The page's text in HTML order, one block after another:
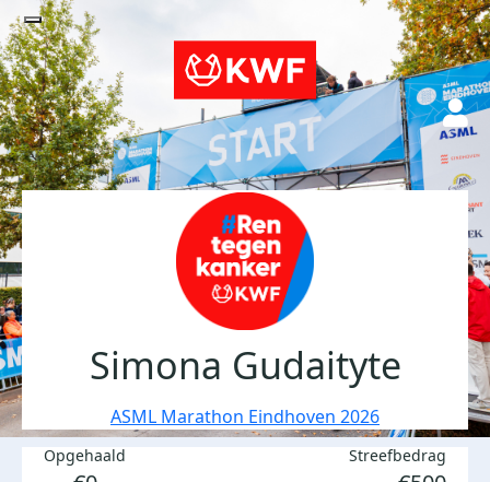
Simona Gudaityte
ASML Marathon Eindhoven 2026
Opgehaald Streefbedrag